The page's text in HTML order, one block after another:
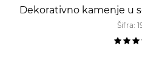
Dekorativno kamenje u
Šifra: